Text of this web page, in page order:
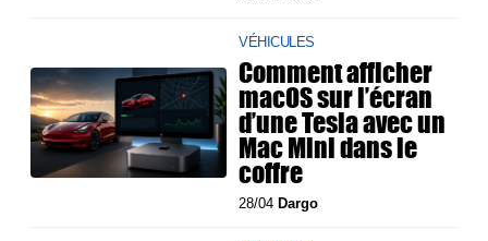
VÉHICULES
Comment afficher
macOS sur l’écran
d’une Tesla avec un
Mac Mini dans le
coffre
28/04Dargo